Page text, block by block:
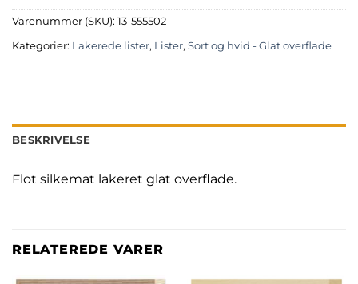
Varenummer (SKU): 13-555502
Kategorier: Lakerede lister, Lister, Sort og hvid - Glat overflade
BESKRIVELSE
Flot silkemat lakeret glat overflade.
RELATEREDE VARER